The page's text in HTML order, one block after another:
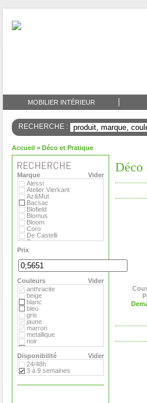
MOBILIER INTÉRIEUR
RECHERCHE :
Accueil > Déco et Pratique
Vider
Marque
Alessi
Atelier Vierkant
Az&Mut
Bacsac
Blofield
Blomus
Bloom
Coro
De Castelli
Domani
Emu
Eternit
Eva Solo
Extremis
Fermob
Flora
Gandia Blasco
Hay
Magis
Marimekko
Menu
Pop Corn
Rizz
Royal VKB
Serralunga
Stelton
Teracrea
Tradewinds
Tribu
Virages
Viteo
Prix
Vider
Couleurs
anthracite
beige
blanc
bleu
gris
jaune
marron
metallique
noir
orange
rose
rouge
transparent
vert
Vider
Disponibilité
24/48h
3 à 9 semaines
Déco